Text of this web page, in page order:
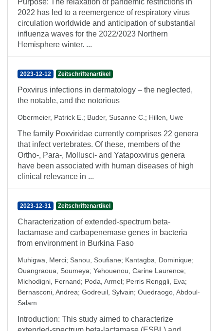
Purpose: The relaxation of pandemic restrictions in
2022 has led to a reemergence of respiratory virus
circulation worldwide and anticipation of substantial
influenza waves for the 2022/2023 Northern
Hemisphere winter. ...
2023-12-12 Zeitschriftenartikel
Poxvirus infections in dermatology – the neglected,
the notable, and the notorious
Obermeier, Patrick E. ; Buder, Susanne C. ; Hillen, Uwe
The family Poxviridae currently comprises 22 genera
that infect vertebrates. Of these, members of the
Ortho-, Para-, Mollusci- and Yatapoxvirus genera
have been associated with human diseases of high
clinical relevance in ...
2023-12-31 Zeitschriftenartikel
Characterization of extended-spectrum beta-
lactamase and carbapenemase genes in bacteria
from environment in Burkina Faso
Muhigwa, Merci; Sanou, Soufiane; Kantagba, Dominique;
Ouangraoua, Soumeya; Yehouenou, Carine Laurence;
Michodigni, Fernand; Poda, Armel; Perris Renggli, Eva;
Bernasconi, Andrea; Godreuil, Sylvain; Ouedraogo, Abdoul-
Salam
Introduction: This study aimed to characterize